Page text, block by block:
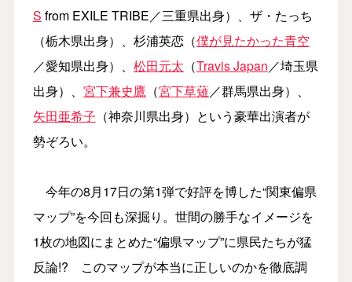
S from EXILE TRIBE／三重県出身）、ザ・たっち
（栃木県出身）、杉浦英恋（僕が見たかった青空
／愛知県出身）、 松田元太 （Travis Japan／埼玉県
出身）、 宮下兼史鷹（宮下草薙／群馬県出身）、
矢田亜希子 （神奈川県出身）という豪華出演者が
勢ぞろい。
今年の8月17日の第1弾で好評を博した“関東偏県
マップ”を今回も深掘り。世間の勝手なイメージを
1枚の地図にまとめた“偏県マップ”に県民たちが猛
反論!? このマップが本当に正しいのかを徹底調